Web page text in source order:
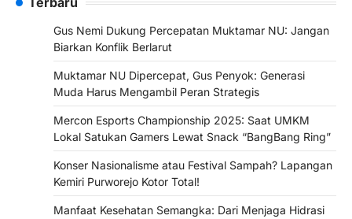
Gus Nemi Dukung Percepatan Muktamar NU: Jangan
Biarkan Konflik Berlarut
Muktamar NU Dipercepat, Gus Penyok: Generasi
Muda Harus Mengambil Peran Strategis
Mercon Esports Championship 2025: Saat UMKM
Lokal Satukan Gamers Lewat Snack “BangBang Ring”
Konser Nasionalisme atau Festival Sampah? Lapangan
Kemiri Purworejo Kotor Total!
Manfaat Kesehatan Semangka: Dari Menjaga Hidrasi